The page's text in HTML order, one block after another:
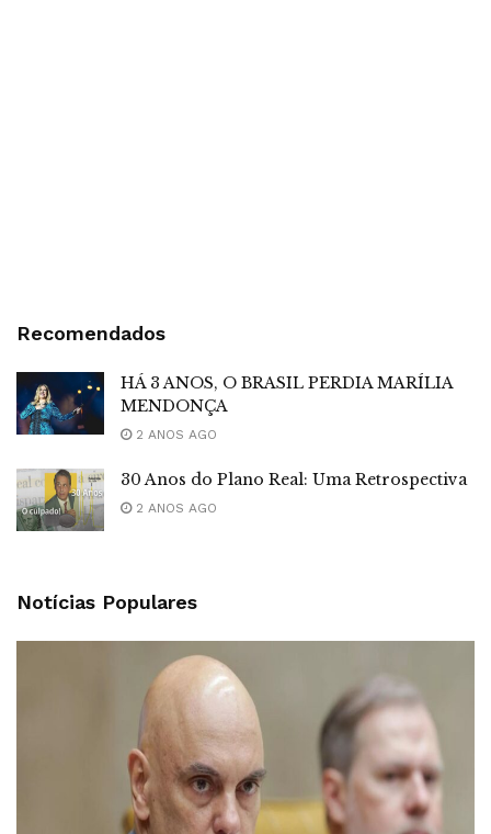
Recomendados
HÁ 3 ANOS, O BRASIL PERDIA MARÍLIA
MENDONÇA
2 ANOS AGO
30 Anos do Plano Real: Uma Retrospectiva
2 ANOS AGO
Notícias Populares